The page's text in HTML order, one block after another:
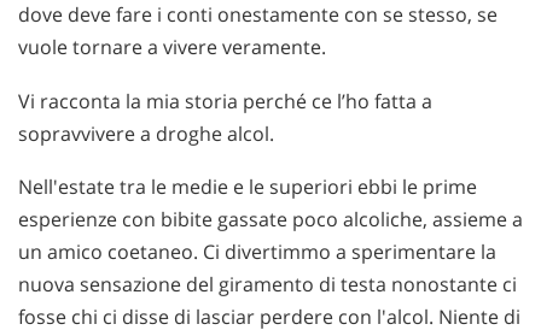
dove deve fare i conti onestamente con se stesso, se
vuole tornare a vivere veramente.
Vi racconta la mia storia perché ce l’ho fatta a
sopravvivere a droghe alcol.
Nell'estate tra le medie e le superiori ebbi le prime
esperienze con bibite gassate poco alcoliche, assieme a
un amico coetaneo. Ci divertimmo a sperimentare la
nuova sensazione del giramento di testa nonostante ci
fosse chi ci disse di lasciar perdere con l'alcol. Niente di